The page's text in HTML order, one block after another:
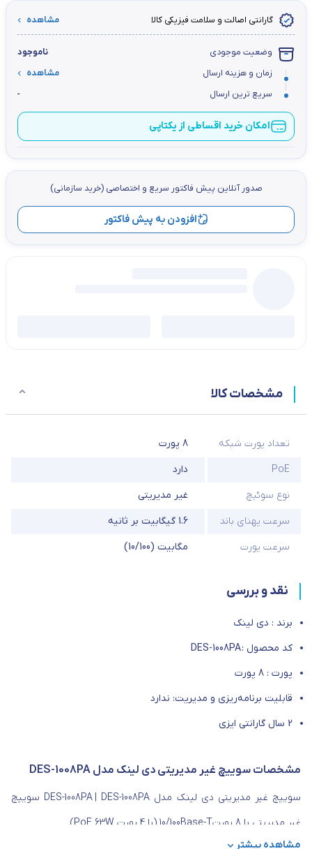
گارانتی اصالت و سلامت فیزیکی کالا مشاهده
وضعیت موجودی
ناموجود
زمان و هزینه ارسال
مشاهده
سریع ترین ارسال
-
امکان خرید اقساطی از یکتاپی
صدور آنلاین پيش فاكتور سریع و اختصاصي (خرید سازمانی)
افزودن به پیش فاکتور
مشخصات کالا
تعداد پورت شبکه
8 پورت
PoE
دارد
نوع سوئیچ
غیر مدیریتی
سرعت پهنای باند
1.6 گیگابیت بر ثانیه
سرعت پورت
مگابیت (10/100)
نقد و بررسی
برند : دی لینک
کد محصول : DES-1008PA
پورت : 8 پورت
قابلیت برنامه‌ریزی و مدیریت: ندارد
2 سال گارانتی ایزی
مشخصات سوییچ غیر مدیریتی دی لینک مدل DES-1008PA
سوییچ غیر مدیریتی دی لینک مدل DES-1008PA | DES-1008PA سوییچ
غیر مدیریتی با 8 پورت10/100Base-T (با 4 پورت PoE 63W)
مشاهده بیشتر